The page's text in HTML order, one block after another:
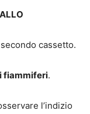
cassetto.
fiammiferi.
l’indizio